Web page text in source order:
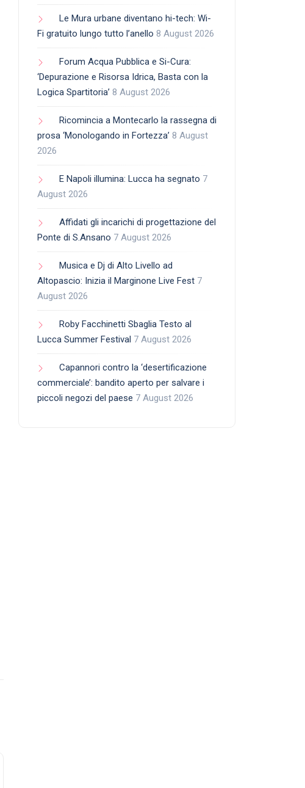
Le Mura urbane diventano hi-tech: Wi-
Fi gratuito lungo tutto l’anello 8 August 2026
Forum Acqua Pubblica e Si-Cura:
‘Depurazione e Risorsa Idrica, Basta con la
Logica Spartitoria’ 8 August 2026
Ricomincia a Montecarlo la rassegna di
prosa ‘Monologando in Fortezza’ 8 August
2026
E Napoli illumina: Lucca ha segnato 7
August 2026
Affidati gli incarichi di progettazione del
Ponte di S.Ansano 7 August 2026
Musica e Dj di Alto Livello ad
Altopascio: Inizia il Marginone Live Fest 7
August 2026
Roby Facchinetti Sbaglia Testo al
Lucca Summer Festival 7 August 2026
Capannori contro la ‘desertificazione
commerciale’: bandito aperto per salvare i
piccoli negozi del paese 7 August 2026